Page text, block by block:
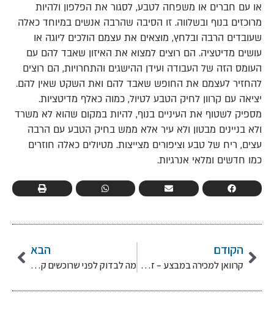
או עם חברים או משפחה לטבע, לסגור את הפלפון ולהיות
מרוכזים בנוף ובשלווה. זו הסיבה שהרבה אנשים במיוחד כאלה
שעובדים הרבה ובלחץ, מוצאים את עצמם הולכים ליוגה או
עושים מדיטציה. הם רוצים למצוא את האיזון שאבד להם עם
העומס הזה של העבודה ועידן ההישגים והתחרויות, הם רוצים
להחזיר לעצמם את החופש שאבד להם ואת השקט שאין להם.
יציאה עם קרוון לחיק הטבע לטיול, כמוה כאלף מדיטציות.
מספיק לשטוף את העיניים בנוף, להיות במקום שהוא לא משרד
ולא בניינים מבטון ולא עיר אלא ממש בחיק הטבע עם הרבה
עצים, ריח של טבע וציפורים מצייצות. מטיולים כאלה חוזרים
כמו חדשים ומלאי אנרגיות.
הקודם
קרוואן למכירה במבצע – זה הזמן להתחדש!
הבא
מה לבדוק לפני שרוכשים קראוון למכירה יד 2?